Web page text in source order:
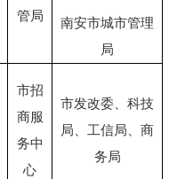
管局
南安市城市管理
局
市招
商服
务中
心
市发改委、科技
局、工信局、商
务局